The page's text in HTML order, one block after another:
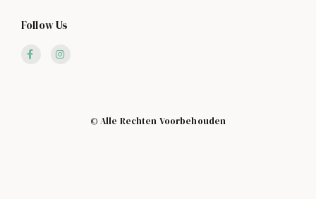
Follow Us
© Alle Rechten Voorbehouden